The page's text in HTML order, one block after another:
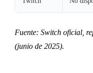
Fuente: Switch oficial,
(junio de 2025).